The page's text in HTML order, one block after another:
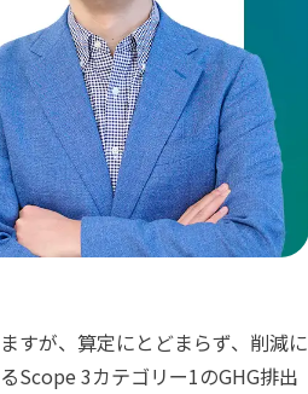
すが、算定にとどまらず、削減に
Scope 3カテゴリー1のGHG排出